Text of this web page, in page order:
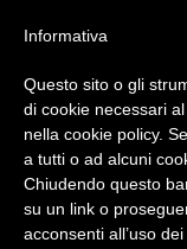
Romana,
laurea
dell'arte
tre volte
Chiara
Informativa
Questo sito o gli
di cookie necessari
nella cookie policy.
a tutti o ad alcuni
Chiudendo questo
su un link o
acconsenti all’uso dei